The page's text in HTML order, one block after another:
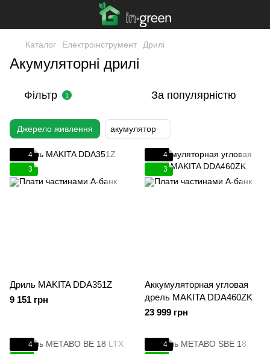
Каталог Електроінструмент Дрилі
Акумуляторні дрилі
Фільтр 1 За популярністю
Джерело живлення акумулятор
4
3
Дриль MAKITA DDA351Z
9 151 грн
4
3
Аккумуляторная угловая
дрель MAKITA DDA460ZK
23 999 грн
4
4